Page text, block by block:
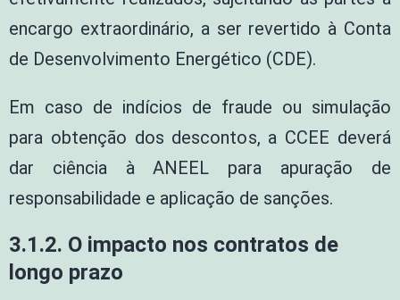
encargo extraordinário, a ser revertido à Conta
de Desenvolvimento Energético (CDE).
Em caso de indícios de fraude ou simulação
para obtenção dos descontos, a CCEE deverá
dar ciência à ANEEL para apuração de
responsabilidade e aplicação de sanções.
3.1.2. O impacto nos contratos de
longo prazo